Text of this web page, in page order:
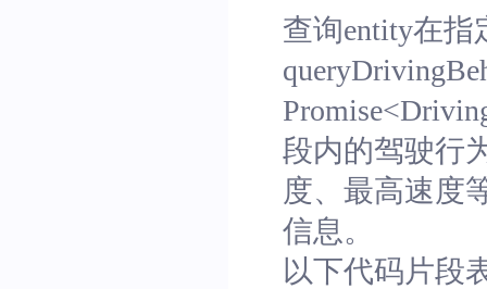
// 执行停留点分析查询
analysisManager.
查询entity在
段内的驾驶行
度、最高速度
信息。
以下代码片段